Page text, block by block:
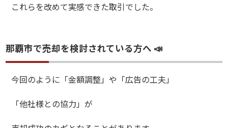
これらを改めて実感できた取引でした。
那覇市で売却を検討されている方へ 📣
今回のように「金額調整」や「広告の工夫」
「他社様との協力」が